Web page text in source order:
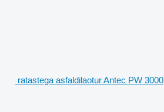
ratastega asfaldilaotur Antec PW 3000